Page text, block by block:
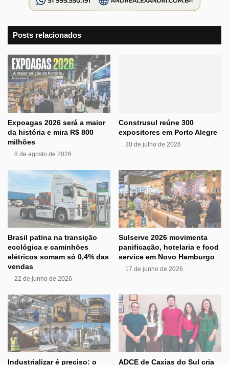
Posts relacionados
Expoagas 2026 será a maior
da história e mira R$ 800
milhões
8 de agosto de 2026
Construsul reúne 300
expositores em Porto Alegre
30 de julho de 2026
Brasil patina na transição
ecológica e caminhões
elétricos somam só 0,4% das
vendas
22 de junho de 2026
Sulserve 2026 movimenta
panificação, hotelaria e food
service em Novo Hamburgo
17 de junho de 2026
Industrializar é preciso: o ADCE de Caxias do Sul cria